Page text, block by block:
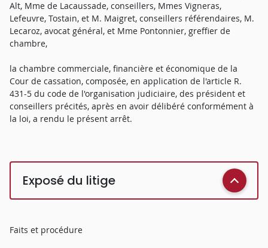
Alt, Mme de Lacaussade, conseillers, Mmes Vigneras,
Lefeuvre, Tostain, et M. Maigret, conseillers référendaires, M.
Lecaroz, avocat général, et Mme Pontonnier, greffier de
chambre,
la chambre commerciale, financière et économique de la
Cour de cassation, composée, en application de l'article R.
431-5 du code de l'organisation judiciaire, des président et
conseillers précités, après en avoir délibéré conformément à
la loi, a rendu le présent arrêt.
Exposé du litige
Faits et procédure